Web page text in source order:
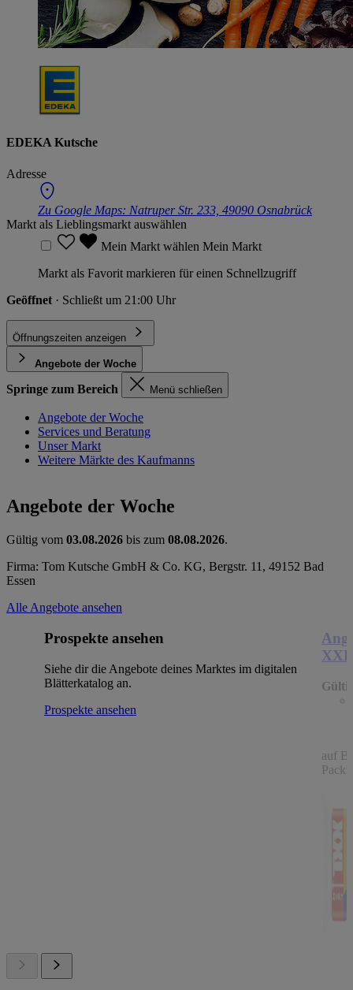
EDEKA Kutsche
Adresse
Zu Google Maps: Natruper Str. 233, 49090 Osnabrück
Markt als Lieblingsmarkt auswählen
Mein Markt wählen Mein Markt
Markt als Favorit markieren für einen Schnellzugriff
Geöffnet · Schließt um 21:00 Uhr
Öffnungszeiten anzeigen
Angebote der Woche
Springe zum Bereich Menü schließen
Angebote der Woche
Services und Beratung
Unser Markt
Weitere Märkte des Kaufmanns
Angebote der Woche
Gültig vom 03.08.2026 bis zum 08.08.2026.
Firma: Tom Kutsche GmbH & Co. KG, Bergstr. 11, 49152 Bad
Essen
Alle Angebote ansehen
Prospekte ansehen
Siehe dir die Angebote deines Marktes im digitalen
Blätterkatalog an.
Prospekte ansehen
XXL
auf